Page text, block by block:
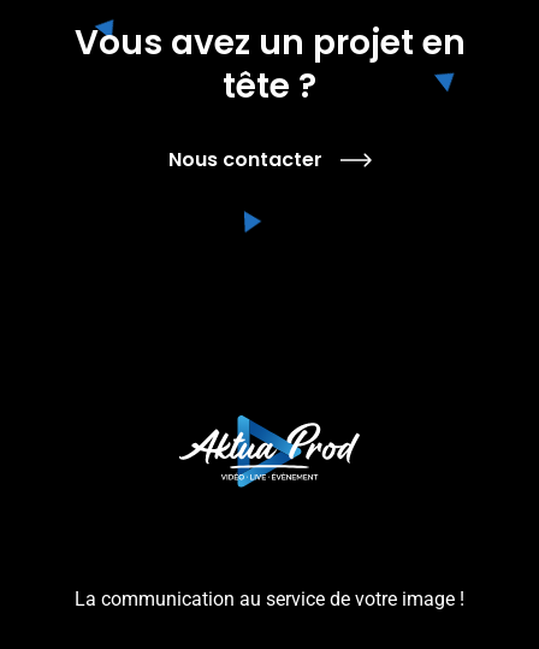
Vous avez un projet en
tête ?
Nous contacter
La communication au service de votre image !